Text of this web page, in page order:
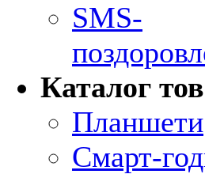
SMS-
Каталог
Планшети
Смарт-